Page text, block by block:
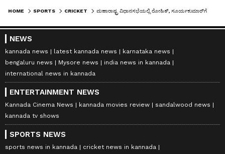
HOME SPORTS CRICKET
NEWS
kannada news latest kannada news
karnataka news
bengaluru news
Mysore news
india news in kannada
international news in kannada
ENTERTAINMENT NEWS
Kannada Cinema News kannada movies review
sandalwood news
kannada tv shows
SPORTS NEWS
sports news in kannada
cricket news in kannada